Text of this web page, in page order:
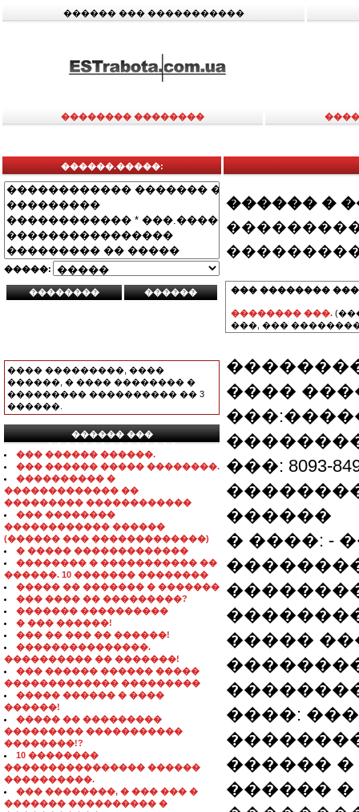
������ ��� �����������
�������� ��������
������.�����:
�����:
���� ���������, ����
������, � ���� �������� �
��������� ���������� �� 3
������.
������ ���
���������������
��� ������ ������.
��� ������ ����� ��������.
���������� �
������������� ��
��������� ������������
��� ��������
������������ ������
(������ ��� �������������)
� ����� �������������
�������� � ����������� ��
������. 10 ������� ��������
����� �� ������� � �������
��� ���� �� ���������?
������� ����������
� ��� ������!
��� �� ��� �� ������!
���������������.
���������� �� �������!
��� ������ ������ �����
������������� ���������
����� ������ � ����
������!
����� �� ���������
��������� �����������
��������!?
10 ��������
���������������� ������
����������.
��� ��������, � ��� ��� �
������� ���������� �
������ �
��� ��������
�������� ���.
���, ���
����
���: 8093-
������
� ����: -
�����
����:
������
������